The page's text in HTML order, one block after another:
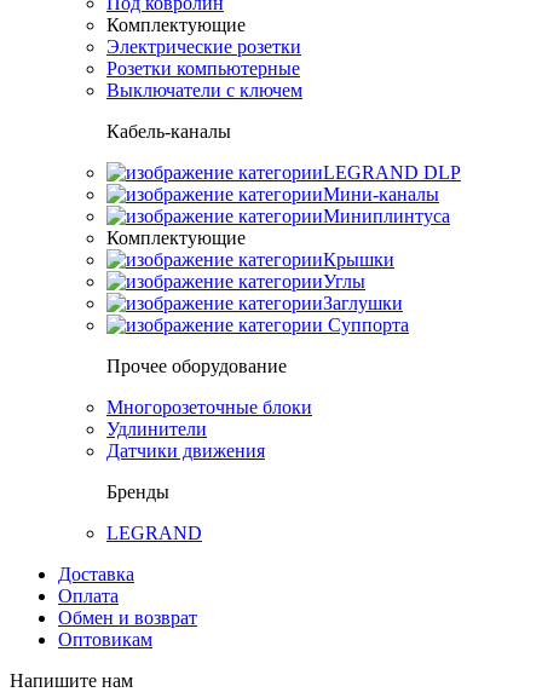
Комплектующие
Электрические розетки
Розетки компьютерные
Выключатели с ключем
Кабель-каналы
LEGRAND DLP
Мини-каналы
Миниплинтуса
Комплектующие
Крышки
Углы
Заглушки
Суппорта
Прочее оборудование
Многорозеточные блоки
Удлинители
Датчики движения
Бренды
LEGRAND
Доставка
Оплата
Обмен и возврат
Оптовикам
Напишите нам